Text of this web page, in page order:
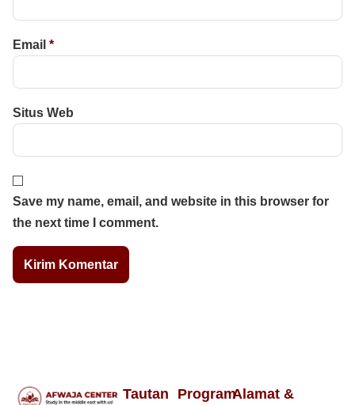
Email *
Situs Web
Save my name, email, and website in this browser for
the next time I comment.
Tautan
ProgramAlamat &